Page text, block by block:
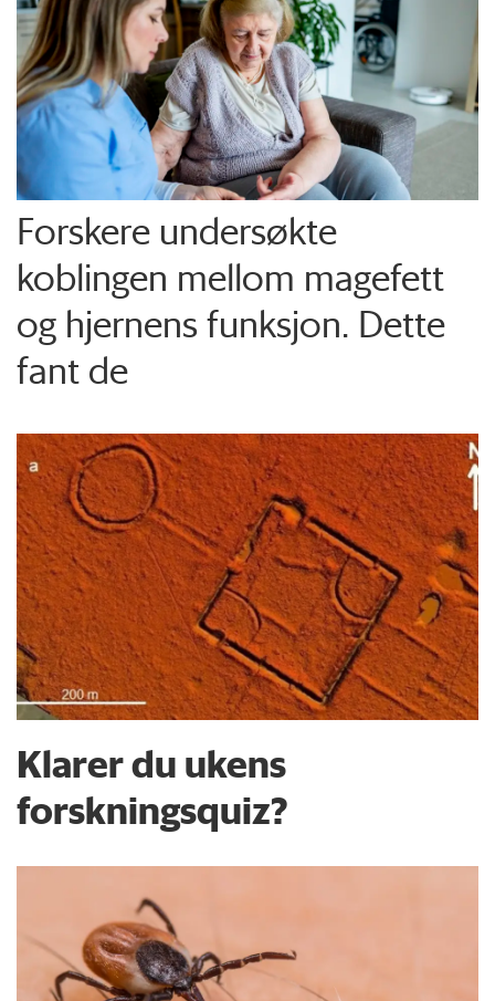
Forskere undersøkte
koblingen mellom magefett
og hjernens funksjon. Dette
fant de
Klarer du ukens
forskningsquiz?